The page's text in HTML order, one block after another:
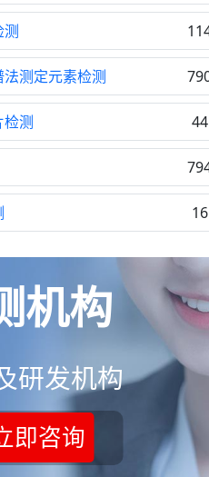
测
测定元素检测
检测 44
16
机构
研发机构
即咨询